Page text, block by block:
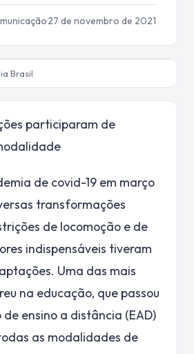
·27 de novembro de 2021
Brasil
participaram de
de covid-19 em março
transformações
de locomoção e de
indispensáveis tiveram
Uma das mais
na educação, que passou
ensino a distância (EAD)
as modalidades de